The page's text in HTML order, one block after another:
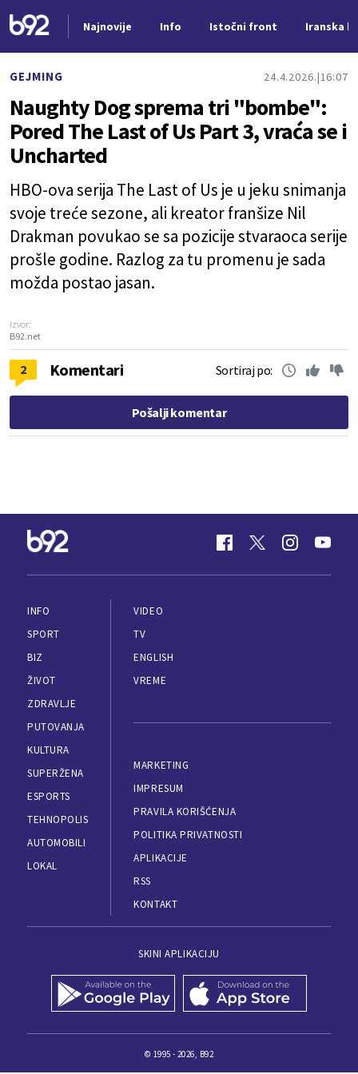
Najnovije Info Istočni front Iranska
GEJMING 24.4.2026. 16:07
Naughty Dog sprema tri "bombe":
Pored The Last of Us Part 3, vraća se i
Uncharted
HBO-ova serija The Last of Us je u jeku snimanja
svoje treće sezone, ali kreator franšize Nil
Drakman povukao se sa pozicije stvaraoca serije
prošle godine. Razlog za tu promenu je sada
možda postao jasan.
Izvor:
B92.net
2 Komentari Sortiraj po:
Pošalji komentar
INFO
SPORT
BIZ
ŽIVOT
ZDRAVLJE
PUTOVANJA
KULTURA
SUPERŽENA
ESPORTS
TEHNOPOLIS
AUTOMOBILI
LOKAL
VIDEO
TV
ENGLISH
VREME
MARKETING
IMPRESUM
PRAVILA KORIŠĆENJA
POLITIKA PRIVATNOSTI
APLIKACIJE
RSS
KONTAKT
SKINI APLIKACIJU
© 1995 - 2026, B92